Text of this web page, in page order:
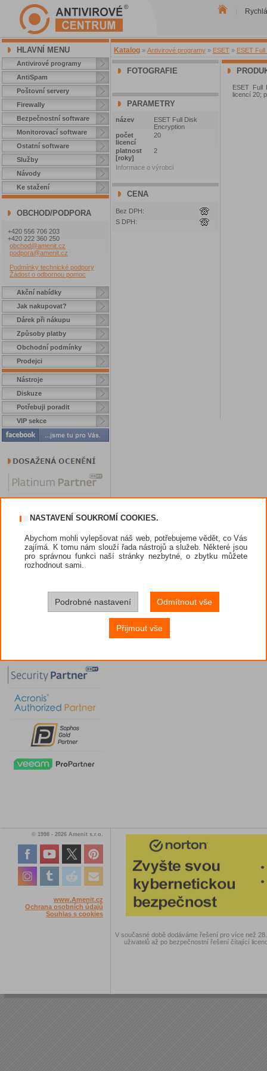
HLAVNÍ MENU
Antivirové programy
AntiSpam
Poštovní servery
Firewally
Bezpečnostní software
Monitorovací software
Ostatní software
Služby
Návody
Ke stažení
OBCHOD/PODPORA
+420 556 706 203
+420 222 360 250
obchod@amenit.cz
podpora@amenit.cz
Podmínky technické podpory
Žádost o odbornou pomoc
Akční nabídky
Jak nakupovat?
Dárek při nákupu
Způsoby platby
Obchodní podmínky
Prodejci
Nástroje
Diskuze
Potřebuji poradit
VIP sekce
Katalog » Antivirové programy » ESET » ESET
FOTOGRAFIE
PARAMETRY
název
ESET Full Disk
Encryption
počet
licencí
20
platnost
[roky]
2
Informace o výrobci
CENA
Bez DPH:
S DPH:
ESET Full
licencí 20;
© 1998 - 2026 Amenit s.r.o.
www.Amenit.cz
Ochrana osobních údajů
Souhlas s cookies
V současné době dodáváme řešení pro více než
uživatelů až po bezpečnostní řešení čítající
NASTAVENÍ SOUKROMÍ COOKIES.
Abychom mohli vylepšovat náš web, potřebujeme vědět, co Vás
zajímá. K tomu nám slouží řada nástrojů a služeb. Některé jsou
pro správnou funkci naší stránky nezbytné, o zbytku můžete
rozhodnout sami.
Podrobné nastavení Odmítnout vše
Přijmout vše